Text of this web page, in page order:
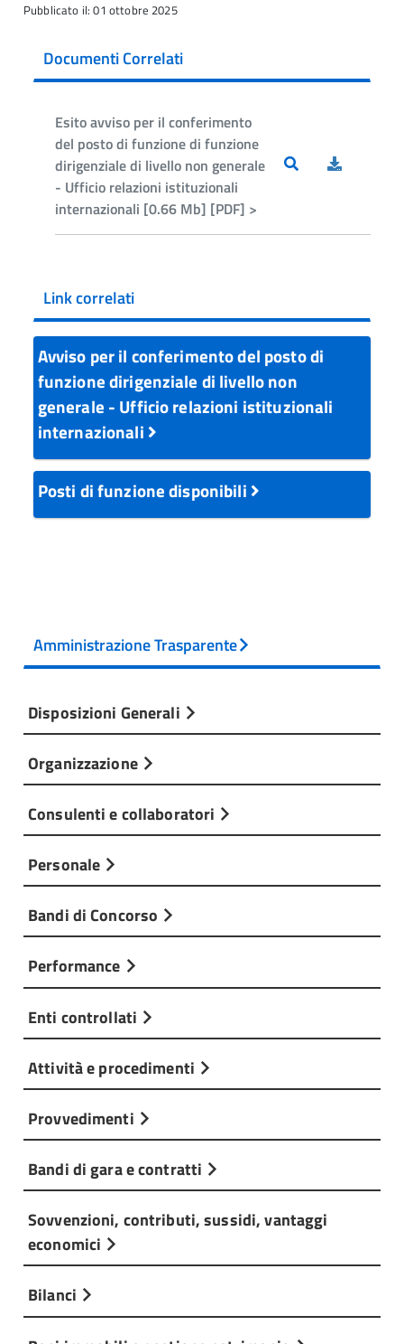
Pubblicato il: 01 ottobre 2025
Documenti Correlati
Esito avviso per il conferimento
del posto di funzione di funzione
dirigenziale di livello non generale
- Ufficio relazioni istituzionali
internazionali [0.66 Mb] [PDF] >
Link correlati
Avviso per il conferimento del posto di
funzione dirigenziale di livello non
generale - Ufficio relazioni istituzionali
internazionali
Posti di funzione disponibili
Amministrazione Trasparente
Disposizioni Generali
Organizzazione
Consulenti e collaboratori
Personale
Bandi di Concorso
Performance
Enti controllati
Attività e procedimenti
Provvedimenti
Bandi di gara e contratti
Sovvenzioni, contributi, sussidi, vantaggi
economici
Bilanci